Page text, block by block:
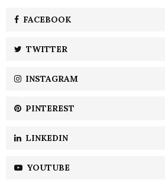
FACEBOOK
TWITTER
INSTAGRAM
PINTEREST
LINKEDIN
YOUTUBE